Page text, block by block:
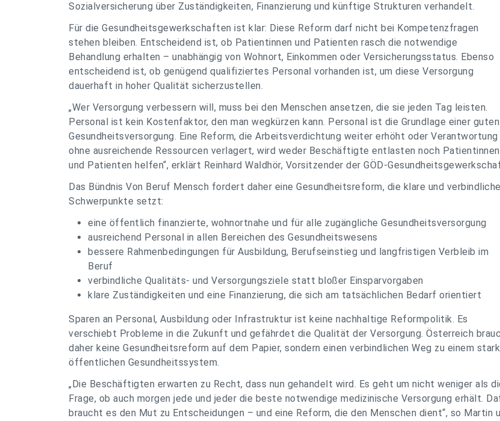
Sozialversicherung über Zuständigkeiten, Finanzierung und künftige Strukturen verhandelt.
Für die Gesundheitsgewerkschaften ist klar: Diese Reform darf nicht bei Kompetenzfragen
stehen bleiben. Entscheidend ist, ob Patientinnen und Patienten rasch die notwendige
Behandlung erhalten – unabhängig von Wohnort, Einkommen oder Versicherungsstatus. Ebenso
entscheidend ist, ob genügend qualifiziertes Personal vorhanden ist, um diese Versorgung
dauerhaft in hoher Qualität sicherzustellen.
„Wer Versorgung verbessern will, muss bei den Menschen ansetzen, die sie jeden Tag leisten.
Personal ist kein Kostenfaktor, den man wegkürzen kann. Personal ist die Grundlage einer guten
Gesundheitsversorgung. Eine Reform, die Arbeitsverdichtung weiter erhöht oder Verantwortung
ohne ausreichende Ressourcen verlagert, wird weder Beschäftigte entlasten noch Patientinnen
und Patienten helfen“, erklärt Reinhard Waldhör, Vorsitzender der GÖD-
Das Bündnis Von Beruf Mensch fordert daher eine Gesundheitsreform, die klare und verbindliche
Schwerpunkte setzt:
eine öffentlich finanzierte, wohnortnahe und für alle zugängliche Gesundheitsversorgung
ausreichend Personal in allen Bereichen des Gesundheitswesens
bessere Rahmenbedingungen für Ausbildung, Berufseinstieg und langfristigen Verbleib im
Beruf
verbindliche Qualitäts- und Versorgungsziele statt bloßer Einsparvorgaben
klare Zuständigkeiten und eine Finanzierung, die sich am tatsächlichen Bedarf orientiert
Sparen an Personal, Ausbildung oder Infrastruktur ist keine nachhaltige Reformpolitik. Es
verschiebt Probleme in die Zukunft und gefährdet die Qualität der Versorgung. Österreich
daher keine Gesundheitsreform auf dem Papier, sondern einen verbindlichen Weg zu einem
öffentlichen Gesundheitssystem.
„Die Beschäftigten erwarten zu Recht, dass nun gehandelt wird. Es geht um nicht weniger als
Frage, ob auch morgen jede und jeder die beste notwendige medizinische Versorgung erhält.
braucht es den Mut zu Entscheidungen – und eine Reform, die den Menschen dient“, so Martin